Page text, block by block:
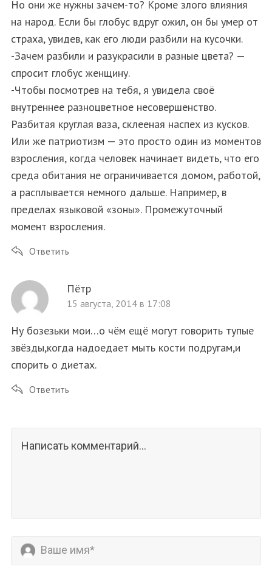
Но они же нужны зачем-то? Кроме злого влияния
на народ. Если бы глобус вдруг ожил, он бы умер от
страха, увидев, как его люди разбили на кусочки.
-Зачем разбили и разукрасили в разные цвета? —
спросит глобус женщину.
-Чтобы посмотрев на тебя, я увидела своё
внутреннее разноцветное несовершенство.
Разбитая круглая ваза, склееная наспех из кусков.
Или же патриотизм — это просто один из моментов
взросления, когда человек начинает видеть, что его
среда обитания не ограничивается домом, работой,
а расплывается немного дальше. Например, в
пределах языковой «зоны». Промежуточный
момент взросления.
Ответить
Пётр
15 августа, 2014 в 17:08
Ну бозезьки мои…о чём ещё могут говорить тупые
звёзды,когда надоедает мыть кости подругам,и
спорить о диетах.
Ответить